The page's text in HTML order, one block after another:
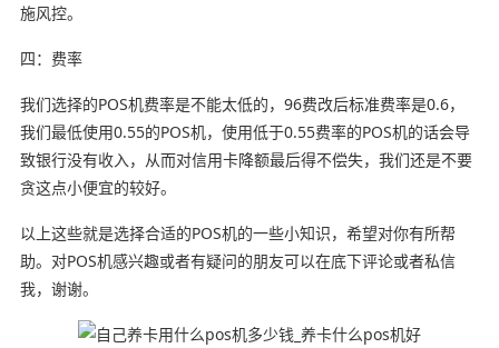
施风控。
四：费率
我们选择的POS机费率是不能太低的，96费改后标准费率是0.6，
我们最低使用0.55的POS机，使用低于0.55费率的POS机的话会导
致银行没有收入，从而对信用卡降额最后得不偿失，我们还是不要
贪这点小便宜的较好。
以上这些就是选择合适的POS机的一些小知识，希望对你有所帮
助。对POS机感兴趣或者有疑问的朋友可以在底下评论或者私信
我，谢谢。